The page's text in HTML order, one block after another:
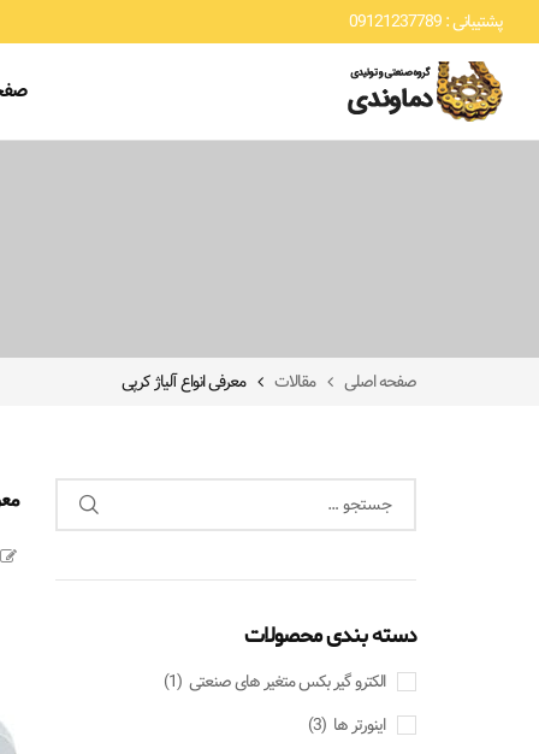
پشتیبانی : 09121237789
صفحه اصلی مقالات معرفی انواع آلیاژ کرپی
دسته بندی محصولات
الکترو گیر بکس متغیر های صنعتی (1)
اینورتر ها (3)